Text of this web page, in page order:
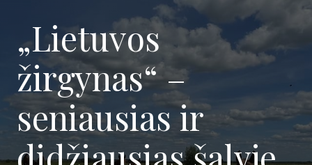
„Lietuvos
žirgynas“ –
seniausias ir